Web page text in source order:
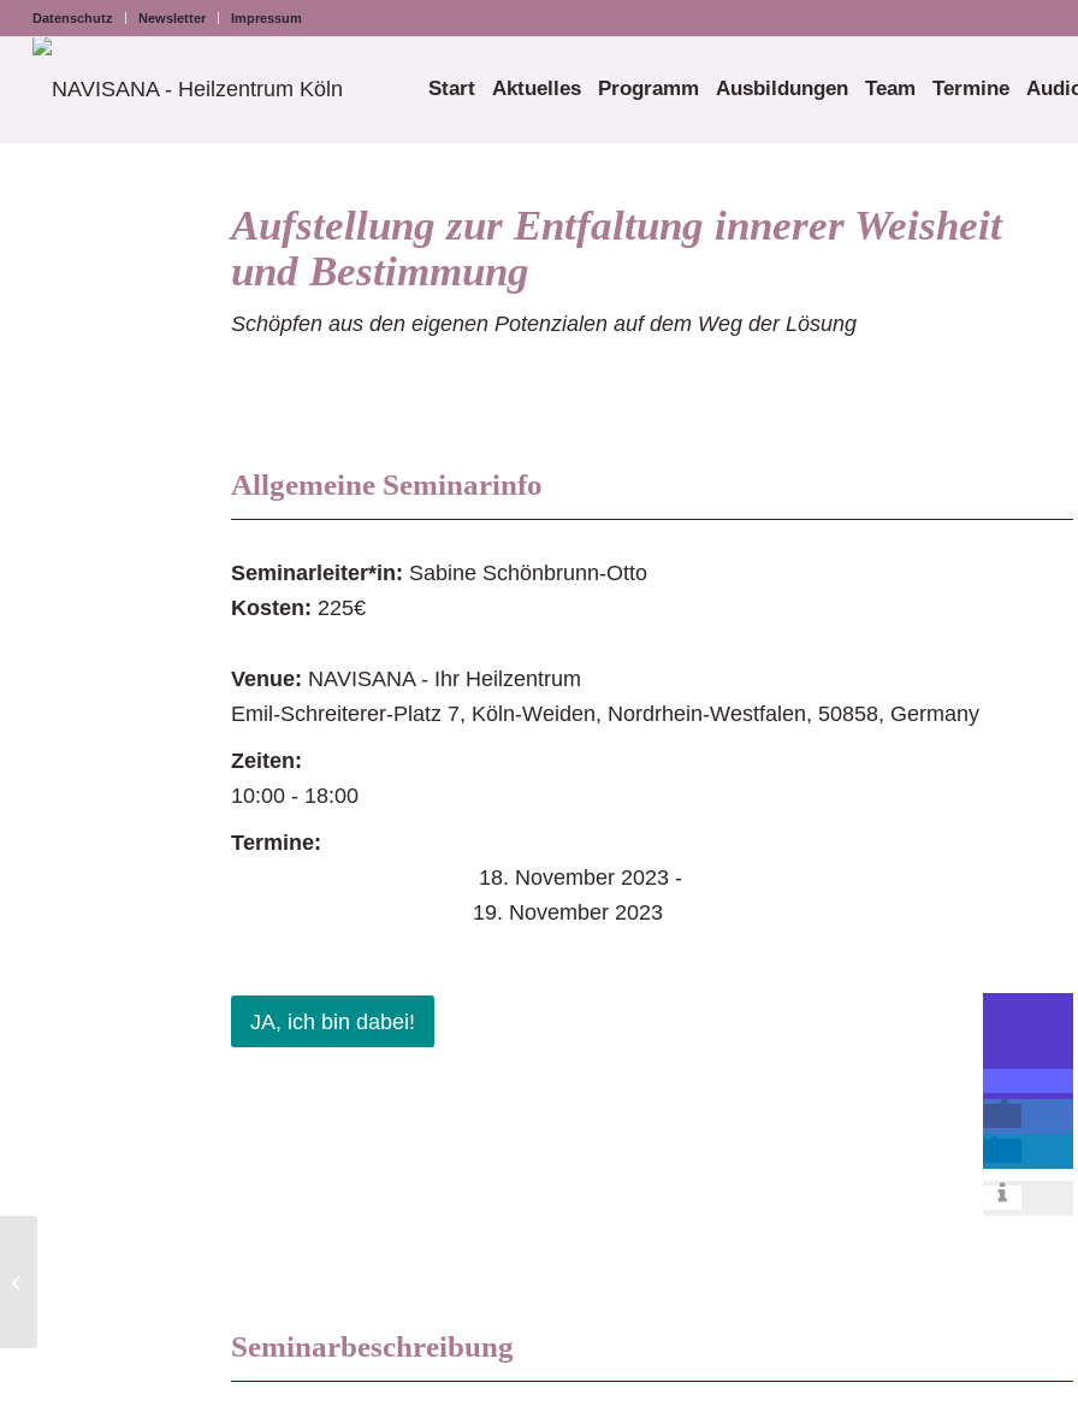
Datenschutz Newsletter Impressum
Start Aktuelles Programm Ausbildungen Team Termine
Aufstellung zur Entfaltung innerer Weisheit
und Bestimmung
Schöpfen aus den eigenen Potenzialen auf dem Weg der Lösung
Allgemeine Seminarinfo
Seminarleiter*in: Sabine Schönbrunn-Otto
Kosten: 225€
Venue: NAVISANA - Ihr Heilzentrum
Emil-Schreiterer-Platz 7, Köln-Weiden, Nordrhein-Westfalen, 50858, Germany
Zeiten:
10:00 - 18:00
Termine:
18. November 2023 -
19. November 2023
JA, ich bin dabei!
Seminarbeschreibung